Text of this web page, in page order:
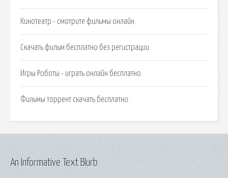
Кинотеатр - смотрите фильмы онлайн.
Cкачать фильм бесплатно без регистрации.
Игры Роботы - играть онлайн бесплатно.
Фильмы торрент скачать бесплатно.
An Informative Text Blurb